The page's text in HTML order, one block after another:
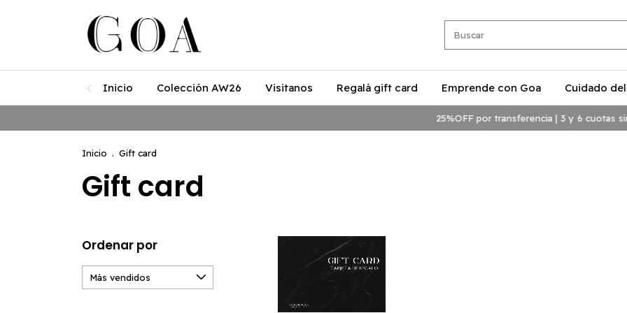
Inicio Colección AW26 Visitanos Regalá gift card Emprende con Goa Cuidado
25%OFF por transferencia | 3 y 6 cuotas
Inicio . Gift card
Gift card
Ordenar por